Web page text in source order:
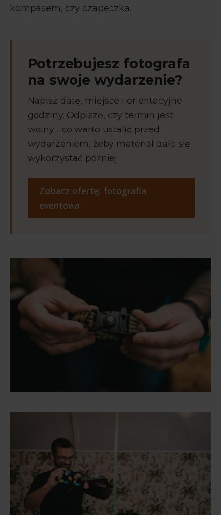
kompasem, czy czapeczka.
Potrzebujesz fotografa
na swoje wydarzenie?
Napisz datę, miejsce i orientacyjne
godziny. Odpiszę, czy termin jest
wolny i co warto ustalić przed
wydarzeniem, żeby materiał dało się
wykorzystać później.
Zobacz ofertę: fotografia
eventowa